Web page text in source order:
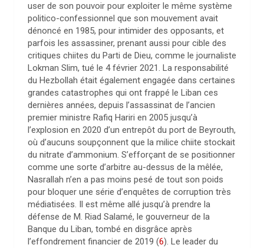
user de son pouvoir pour exploiter le même système
politico-confessionnel que son mouvement avait
dénoncé en 1985, pour intimider des opposants, et
parfois les assassiner, prenant aussi pour cible des
critiques chiites du Parti de Dieu, comme le journaliste
Lokman Slim, tué le 4 février 2021. La responsabilité
du Hezbollah était également engagée dans certaines
grandes catastrophes qui ont frappé le Liban ces
dernières années, depuis l’assassinat de l’ancien
premier ministre Rafiq Hariri en 2005 jusqu’à
l’explosion en 2020 d’un entrepôt du port de Beyrouth,
où d’aucuns soupçonnent que la milice chiite stockait
du nitrate d’ammonium. S’efforçant de se positionner
comme une sorte d’arbitre au-dessus de la mêlée,
Nasrallah n’en a pas moins pesé de tout son poids
pour bloquer une série d’enquêtes de corruption très
médiatisées. Il est même allé jusqu’à prendre la
défense de M. Riad Salamé, le gouverneur de la
Banque du Liban, tombé en disgrâce après
l’effondrement financier de 2019 (6). Le leader du